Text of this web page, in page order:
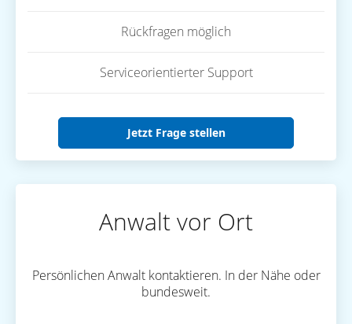
Rückfragen möglich
Serviceorientierter Support
Jetzt Frage stellen
Anwalt vor Ort
Persönlichen Anwalt kontaktieren. In der Nähe oder
bundesweit.